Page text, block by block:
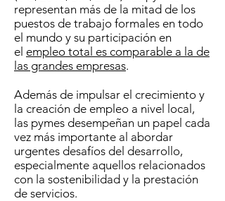
representan más de la mitad de los
puestos de trabajo formales en todo
el mundo y su participación en
el empleo total es comparable a la de
las grandes empresas.
Además de impulsar el crecimiento y
la creación de empleo a nivel local,
las pymes desempeñan un papel cada
vez más importante al abordar
urgentes desafíos del desarrollo,
especialmente aquellos relacionados
con la sostenibilidad y la prestación
de servicios.